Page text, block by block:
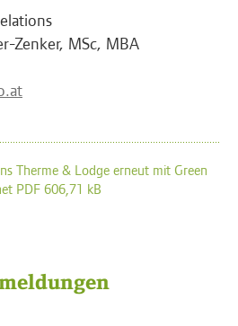
Zenker, MSc, MBA
Therme & Lodge erneut mit Green
PDF 606,71 kB